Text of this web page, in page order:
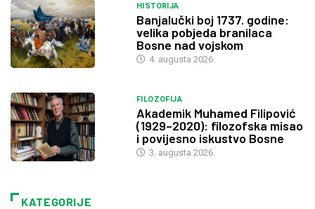
HISTORIJA
Banjalučki boj 1737. godine:
velika pobjeda branilaca
Bosne nad vojskom
4. augusta 2026.
FILOZOFIJA
Akademik Muhamed Filipović
(1929–2020): filozofska misao
i povijesno iskustvo Bosne
3. augusta 2026.
KATEGORIJE